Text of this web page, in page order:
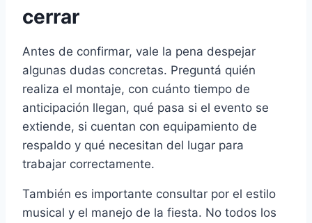
cerrar
Antes de confirmar, vale la pena despejar
algunas dudas concretas. Preguntá quién
realiza el montaje, con cuánto tiempo de
anticipación llegan, qué pasa si el evento se
extiende, si cuentan con equipamiento de
respaldo y qué necesitan del lugar para
trabajar correctamente.
También es importante consultar por el estilo
musical y el manejo de la fiesta. No todos los